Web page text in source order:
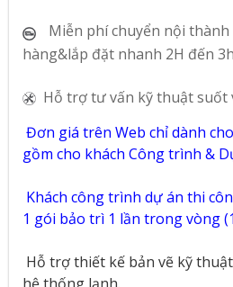
Miễn phí chuyển nội thành
hàng&lắp đặt nhanh 2H đến
Hỗ trợ tư vấn kỹ thuật suốt
Đơn giá trên Web chỉ dành
gồm cho khách Công trình &
Khách công trình dự án thi
1 gói bảo trì 1 lần trong vòng
Hỗ trợ thiết kế bản vẽ kỹ thuật